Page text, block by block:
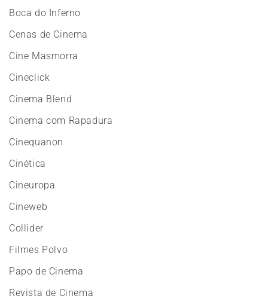
Boca do Inferno
Cenas de Cinema
Cine Masmorra
Cineclick
Cinema Blend
Cinema com Rapadura
Cinequanon
Cinética
Cineuropa
Cineweb
Collider
Filmes Polvo
Papo de Cinema
Revista de Cinema